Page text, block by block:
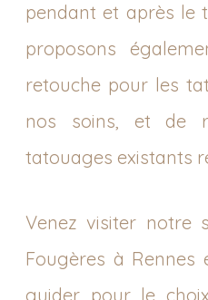
pendant et après le
proposons
retouche pour les
nos soins, et de
tatouages existants
Venez visiter notre
Fougères à Rennes
guider pour le